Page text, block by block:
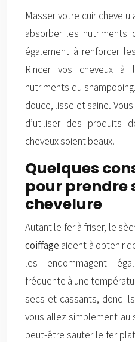
Masser votre cuir chevelu
absorber les nutriments
également à renforcer
Rincer vos cheveux à
nutriments du
douce, lisse et saine.
d’utiliser des produits
cheveux soient beaux.
Quelques
pour prendre
chevelure
Autant le fer à friser, le
coiffage aident à obtenir
les endommagent
fréquente à une
secs et cassants, donc
vous allez simplement au
peut-être sauter le fer